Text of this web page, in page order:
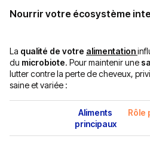
Nourrir votre écosystème
La qualité de votre alimentation
du microbiote. Pour maintenir une
lutter contre la perte de cheveux,
saine et variée :
Aliments
principaux
Rôle